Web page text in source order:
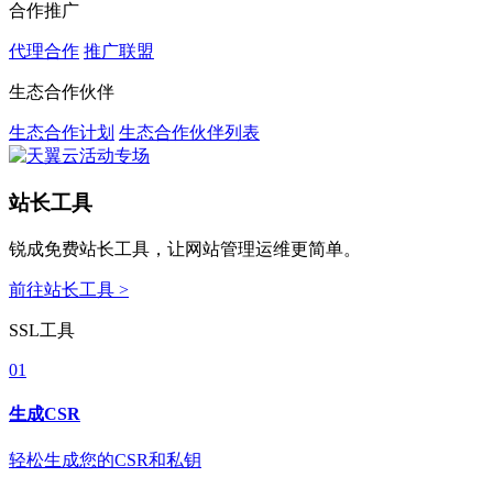
合作推广
代理合作 推广联盟
生态合作伙伴
生态合作计划 生态合作伙伴列表
站长工具
锐成免费站长工具，让网站管理运维更简单。
前往站长工具 >
SSL工具
01
生成CSR
轻松生成您的CSR和私钥